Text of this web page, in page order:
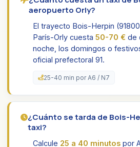
aeropuerto Orly?
El trayecto Bois-Herpin
París-Orly cuesta 50-70 € de
noche, los domingos o
oficial prefectoral 91.
25-40 min por A6 / N7
¿Cuánto se tarda de Bois-
taxi?
Calcule 25 a 40 minutos por